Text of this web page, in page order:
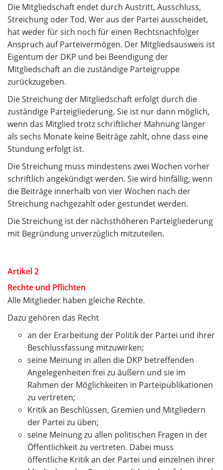
Die Mitgliedschaft endet durch Austritt, Ausschluss,
Streichung oder Tod. Wer aus der Partei ausscheidet,
hat weder für sich noch für einen Rechtsnachfolger
Anspruch auf Parteivermögen. Der Mitgliedsausweis ist
Eigentum der DKP und bei Beendigung der
Mitgliedschaft an die zuständige Parteigruppe
zurückzugeben.
Die Streichung der Mitgliedschaft erfolgt durch die
zuständige Parteigliederung. Sie ist nur dann möglich,
wenn das Mitglied trotz schriftlicher Mahnung länger
als sechs Monate keine Beiträge zahlt, ohne dass eine
Stundung erfolgt ist.
Die Streichung muss mindestens zwei Wochen vorher
schriftlich angekündigt werden. Sie wird hinfällig, wenn
die Beiträge innerhalb von vier Wochen nach der
Streichung nachgezahlt oder gestundet werden.
Die Streichung ist der nächsthöheren Parteigliederung
mit Begründung unverzüglich mitzuteilen.
Artikel 2
Rechte und Pflichten
Alle Mitglieder haben gleiche Rechte.
Dazu gehören das Recht
an der Erarbeitung der Politik der Partei und ihrer
Beschlussfassung mitzuwirken;
seine Meinung in allen die DKP betreffenden
Angelegenheiten frei zu äußern und sie im
Rahmen der Möglichkeiten in Parteipublikationen
zu vertreten;
Kritik an Beschlüssen, Gremien und Mitgliedern
der Partei zu üben;
seine Meinung zu allen politischen Fragen in der
Öffentlichkeit zu vertreten. Dabei muss
öffentliche Kritik an der Partei und einzelnen ihrer